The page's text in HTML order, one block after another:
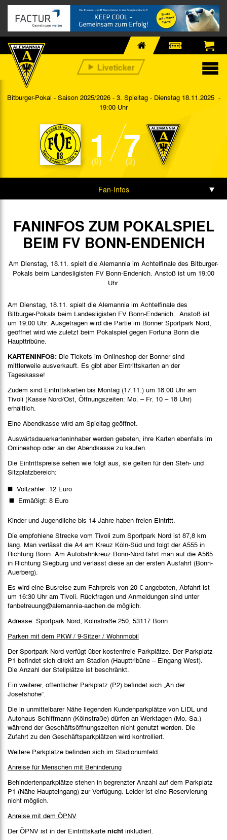
Bitburger-Pokal - Saison 2025/2026 - 3. Spieltag - Dienstag 18.11.2025 -
19:00 Uhr
1
(0) 7
(2)
Fan-Infos
Spieldaten
Spielbericht
Stimmen
FANINFOS ZUM POKALSPIEL
BEIM FV BONN-ENDENICH
Am Dienstag, 18.11. spielt die Alemannia im Achtelfinale des Bitburger-
Pokals beim Landesligisten FV Bonn-Endenich. Anstoß ist um 19:00
Uhr.
Am Dienstag, 18.11. spielt die Alemannia im Achtelfinale des
Bitburger-Pokals beim Landesligisten FV Bonn-Endenich. Anstoß ist
um 19:00 Uhr. Ausgetragen wird die Partie im Bonner Sportpark Nord,
geöffnet wird wie zuletzt beim Pokalspiel gegen Fortuna Bonn die
Haupttribüne.
KARTENINFOS: Die Tickets im Onlineshop der Bonner sind
mittlerweile ausverkauft. Es gibt aber Eintrittskarten an der
Tageskasse!
Zudem sind Eintrittskarten bis Montag (17.11.) um 18:00 Uhr am
Tivoli (Kasse Nord/Ost, Öffnungszeiten: Mo. – Fr. 10 – 18 Uhr)
erhältlich.
Eine Abendkasse wird am Spieltag geöffnet.
Auswärtsdauerkarteninhaber werden gebeten, ihre Karten ebenfalls im
Onlineshop oder an der Abendkasse zu kaufen.
Die Eintrittspreise sehen wie folgt aus, sie gelten für den Steh- und
Sitzplatzbereich:
Vollzahler: 12 Euro
Ermäßigt: 8 Euro
Kinder und Jugendliche bis 14 Jahre haben freien Eintritt.
Die empfohlene Strecke vom Tivoli zum Sportpark Nord ist 87,8 km
lang. Man verlässt die A4 am Kreuz Köln-Süd und folgt der A555 in
Richtung Bonn. Am Autobahnkreuz Bonn-Nord fährt man auf die A565
in Richtung Siegburg und verlässt diese an der ersten Ausfahrt (Bonn-
Auerberg).
Es wird eine Busreise zum Fahrpreis von 20 € angeboten, Abfahrt ist
um 16:30 Uhr am Tivoli. Rückfragen und Anmeldungen sind unter
fanbetreuung@alemannia-aachen.de möglich.
Adresse: Sportpark Nord, Kölnstraße 250, 53117 Bonn
Parken mit dem PKW / 9-Sitzer / Wohnmobil
Der Sportpark Nord verfügt über kostenfreie Parkplätze. Der Parkplatz
P1 befindet sich direkt am Stadion (Haupttribüne – Eingang West).
Die Anzahl der Stellplätze ist beschränkt.
Ein weiterer, öffentlicher Parkplatz (P2) befindet sich „An der
Josefshöhe“.
Die in unmittelbarer Nähe liegenden Kundenparkplätze von LIDL und
Autohaus Schiffmann (Kölnstraße) dürfen an Werktagen (Mo.-Sa.)
während der Geschäftsöffnungszeiten nicht genutzt werden. Die
Zufahrt zu den Geschäftsparkplätzen wird kontrolliert.
Weitere Parkplätze befinden sich im Stadionumfeld.
Anreise für Menschen mit Behinderung
Behindertenparkplätze stehen in begrenzter Anzahl auf dem Parkplatz
P1 (Nähe Haupteingang) zur Verfügung. Leider ist eine Reservierung
nicht möglich.
Anreise mit dem ÖPNV
Der ÖPNV ist in der Eintrittskarte nicht inkludiert.